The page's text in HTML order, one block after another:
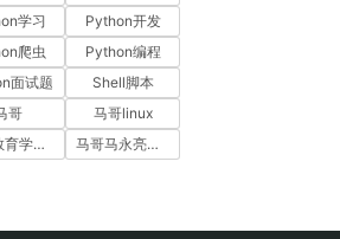
学习
Python开发
爬虫
Python编程
面试题
Shell脚本
哥
马哥linux
马哥教育学员故事 马哥马永亮，马哥linux讲师，马哥教育ceo